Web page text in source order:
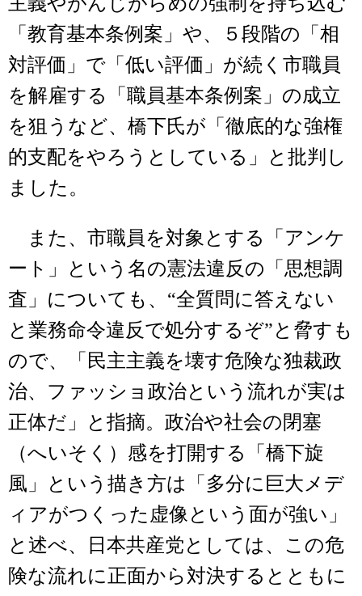
「教育基本条例案」や、５段階の「相
対評価」で「低い評価」が続く市職員
を解雇する「職員基本条例案」の成立
を狙うなど、橋下氏が「徹底的な強権
的支配をやろうとしている」と批判し
ました。
また、市職員を対象とする「アンケ
ート」という名の憲法違反の「思想調
査」についても、“全質問に答えない
と業務命令違反で処分するぞ”と脅すも
ので、「民主主義を壊す危険な独裁政
治、ファッショ政治という流れが実は
正体だ」と指摘。政治や社会の閉塞
（へいそく）感を打開する「橋下旋
風」という描き方は「多分に巨大メデ
ィアがつくった虚像という面が強い」
と述べ、日本共産党としては、この危
険な流れに正面から対決するとともに